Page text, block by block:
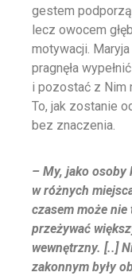
gestem
lecz owocem
motywacji.
pragnęła
i pozostać z Nim
To, jak zostanie
bez znaczenia.
– My, jako osoby
w różnych
czasem może
przeżywać
wewnętrzny. [..]
zakonnym były